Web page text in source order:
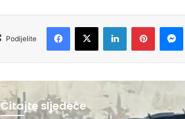
Podijelite
Čitajte sljedeće